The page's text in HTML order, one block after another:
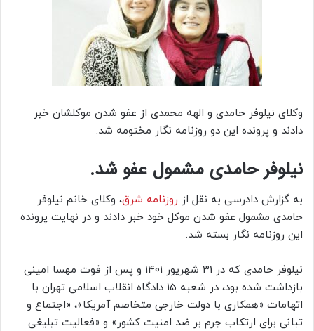
وکلای نیلوفر حامدی و الهه محمدی از عفو شدن موکلشان خبر
دادند و پرونده این دو روزنامه نگار مختومه شد‌‌.
نیلوفر حامدی مشمول عفو شد.
به گزارش دادرسی به نقل از روزنامه شرق، وکلای خانم نیلوفر
حامدی مشمول عفو شدن موکل خود خبر دادند و در نهایت پرونده
این روزنامه نگار بسته شد.
نیلوفر حامدی که در 31 شهریور 1401 و پس از فوت مهسا امینی
بازداشت شده بود، در شعبه 15 دادگاه انقلاب اسلامی تهران با
اتهامات «همکاری با دولت خارجی متخاصم آمریکا»، «اجتماع و
تبانی برای ارتکاب جرم بر ضد امنیت کشور» و «فعالیت تبلیغی